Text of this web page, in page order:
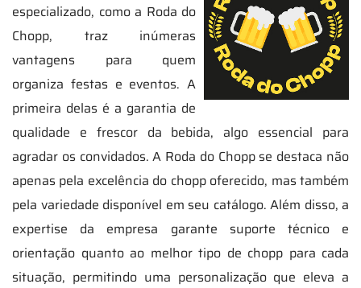
especializado, como a Roda do
Chopp, traz inúmeras
vantagens para quem
organiza festas e eventos. A
primeira delas é a garantia de
qualidade e frescor da bebida, algo essencial para
agradar os convidados. A Roda do Chopp se destaca não
apenas pela excelência do chopp oferecido, mas também
pela variedade disponível em seu catálogo. Além disso, a
expertise da empresa garante suporte técnico e
orientação quanto ao melhor tipo de chopp para cada
situação, permitindo uma personalização que eleva a